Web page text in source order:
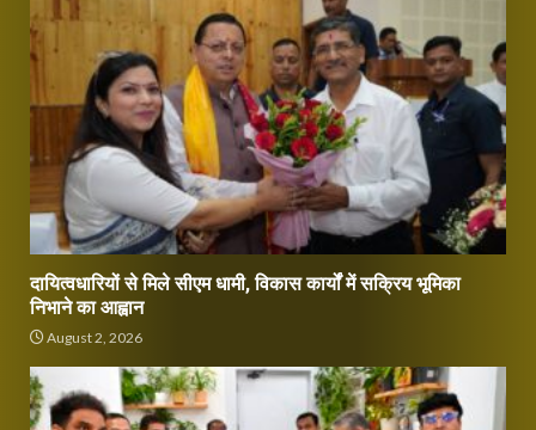
दायित्वधारियों से मिले सीएम धामी, विकास कार्यों में सक्रिय भूमिका
निभाने का आह्वान
August 2, 2026